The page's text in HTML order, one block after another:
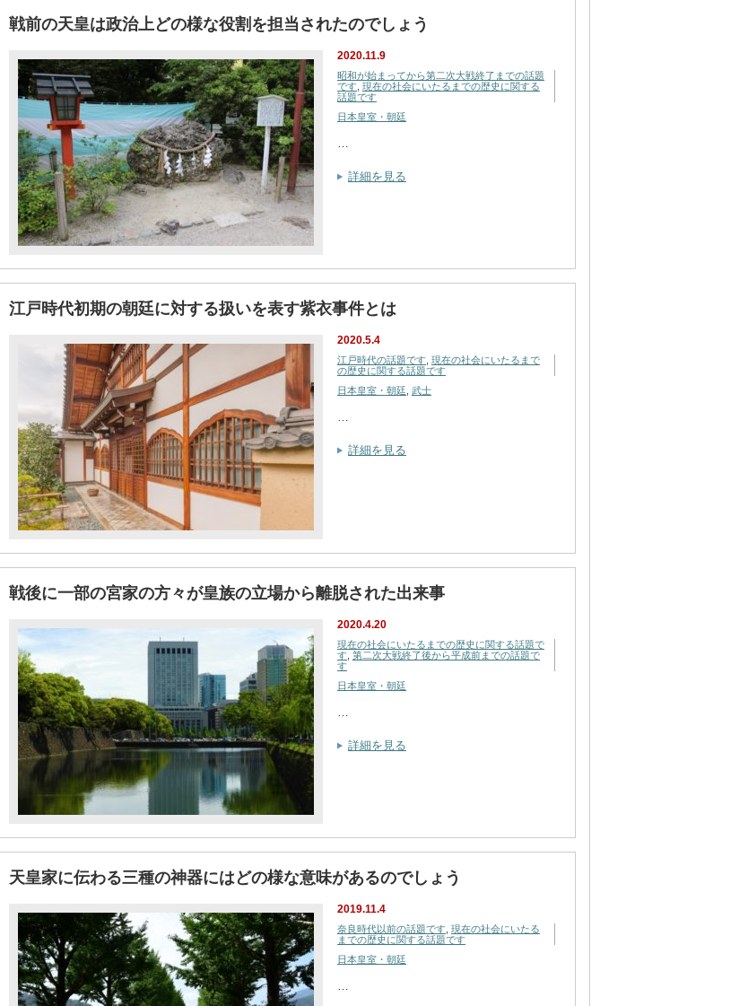
戦前の天皇は政治上どの様な役割を担当されたのでしょう
2020.11.9
昭和が始まってから第二次大戦終了までの話題
です 現在の社会にいたるまでの歴史に関する
話題です
日本皇室・朝廷
…
詳細を見る
江戸時代初期の朝廷に対する扱いを表す紫衣事件とは
2020.5.4
江戸時代の話題です 現在の社会にいたるまで
の歴史に関する話題です
日本皇室・朝廷 武士
…
詳細を見る
戦後に一部の宮家の方々が皇族の立場から離脱された出来事
2020.4.20
現在の社会にいたるまでの歴史に関する話題で
す 第二次大戦終了後から平成前までの話題で
す
日本皇室・朝廷
…
詳細を見る
天皇家に伝わる三種の神器にはどの様な意味があるのでしょう
2019.11.4
奈良時代以前の話題です 現在の社会にいたる
までの歴史に関する話題です
日本皇室・朝廷
…